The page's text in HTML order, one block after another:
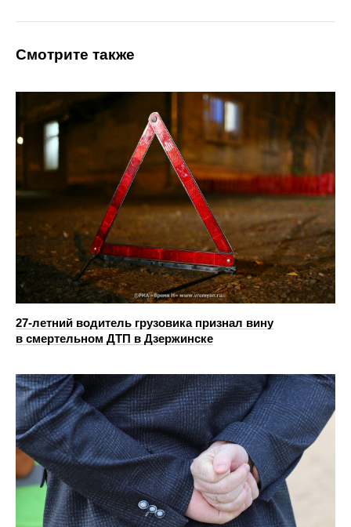
Смотрите также
27-летний водитель грузовика признал вину
в смертельном ДТП в Дзержинске